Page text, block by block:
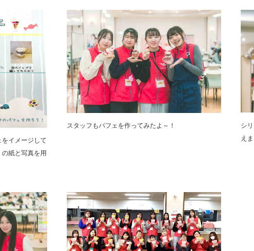
イメージして
紙と写真を用
スタッフもパフェを作ってみたよ～！
シ
え